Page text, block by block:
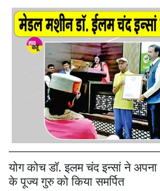
योग कोच डॉ. इलम चंद इन्सां ने अपना
के पूज्य गुरु को किया समर्पित